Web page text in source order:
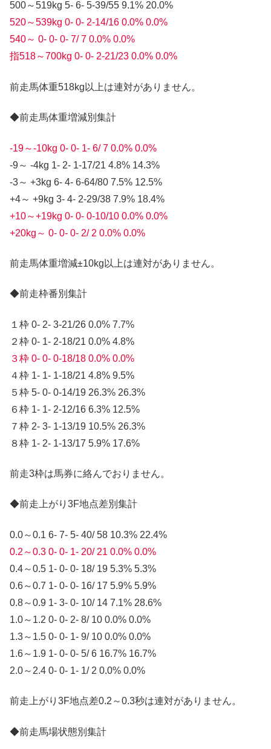
500～519kg 5- 6- 5-39/55 9.1% 20.0%
520～539kg 0- 0- 2-14/16 0.0% 0.0%
540～ 0- 0- 0- 7/ 7 0.0% 0.0%
指518～700kg 0- 0- 2-21/23 0.0% 0.0%
前走馬体重518kg以上は連対がありません。
◆前走馬体重増減別集計
-19～-10kg 0- 0- 1- 6/ 7 0.0% 0.0%
-9～ -4kg 1- 2- 1-17/21 4.8% 14.3%
-3～ +3kg 6- 4- 6-64/80 7.5% 12.5%
+4～ +9kg 3- 4- 2-29/38 7.9% 18.4%
+10～+19kg 0- 0- 0-10/10 0.0% 0.0%
+20kg～ 0- 0- 0- 2/ 2 0.0% 0.0%
前走馬体重増減±10kg以上は連対がありません。
◆前走枠番別集計
１枠 0- 2- 3-21/26 0.0% 7.7%
２枠 0- 1- 2-18/21 0.0% 4.8%
３枠 0- 0- 0-18/18 0.0% 0.0%
４枠 1- 1- 1-18/21 4.8% 9.5%
５枠 5- 0- 0-14/19 26.3% 26.3%
６枠 1- 1- 2-12/16 6.3% 12.5%
７枠 2- 3- 1-13/19 10.5% 26.3%
８枠 1- 2- 1-13/17 5.9% 17.6%
前走3枠は馬券に絡んでおりません。
◆前走上がり3F地点差別集計
0.0～0.1 6- 7- 5- 40/ 58 10.3% 22.4%
0.2～0.3 0- 0- 1- 20/ 21 0.0% 0.0%
0.4～0.5 1- 0- 0- 18/ 19 5.3% 5.3%
0.6～0.7 1- 0- 0- 16/ 17 5.9% 5.9%
0.8～0.9 1- 3- 0- 10/ 14 7.1% 28.6%
1.0～1.2 0- 0- 2- 8/ 10 0.0% 0.0%
1.3～1.5 0- 0- 1- 9/ 10 0.0% 0.0%
1.6～1.9 1- 0- 0- 5/ 6 16.7% 16.7%
2.0～2.4 0- 0- 1- 1/ 2 0.0% 0.0%
前走上がり3F地点差0.2～0.3秒は連対がありません。
◆前走馬場状態別集計